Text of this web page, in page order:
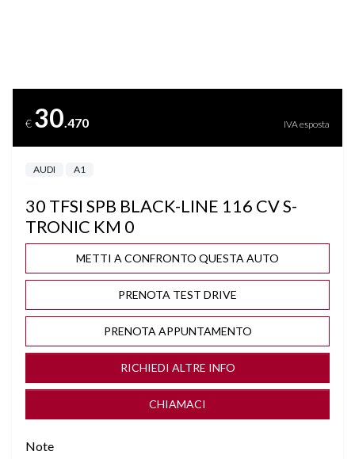
AVVERTIMENTO VELOCITA'
BRACCIOLO
CAMBIO AUTOMATICO/SEQUENZIALE
CAMBIO F1 AL VOLANTE
CERCHI "17
CLIMA AUTOMATICO BIZONA
€ 30.470 IVA esposta
AUDI A1
30 TFSI SPB BLACK-LINE 116 CV S-
TRONIC KM 0
METTI A CONFRONTO QUESTA AUTO
PRENOTA TEST DRIVE
PRENOTA APPUNTAMENTO
RICHIEDI ALTRE INFO
CHIAMACI
Note